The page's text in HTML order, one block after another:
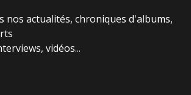
nos actualités, chroniques d'albums,
vidéos...